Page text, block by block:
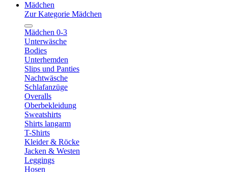
Mädchen
Zur Kategorie Mädchen
Mädchen 0-3
Unterwäsche
Bodies
Unterhemden
Slips und Panties
Nachtwäsche
Schlafanzüge
Overalls
Oberbekleidung
Sweatshirts
Shirts langarm
T-Shirts
Kleider & Röcke
Jacken & Westen
Leggings
Hosen